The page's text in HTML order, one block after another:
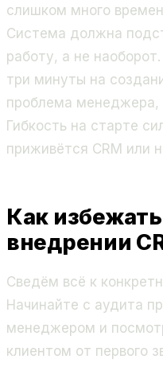
слишком много
Система должна
работу, а не
три минуты на
проблема менеджера,
Гибкость на старте
приживётся CRM или
Как
внедрении
Сведём всё к
Начинайте с аудита
менеджером и
клиентом от первого